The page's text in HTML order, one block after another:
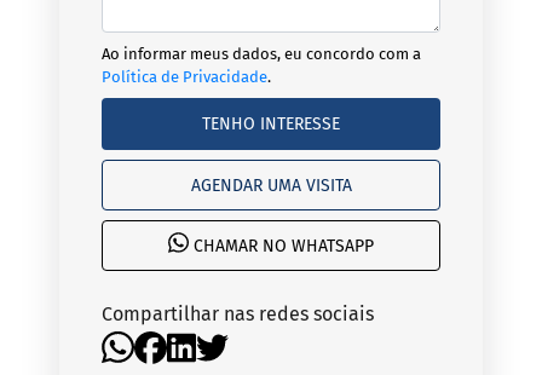
Ao informar meus dados, eu concordo com a
Política de Privacidade.
TENHO INTERESSE
AGENDAR UMA VISITA
CHAMAR NO WHATSAPP
Compartilhar nas redes sociais